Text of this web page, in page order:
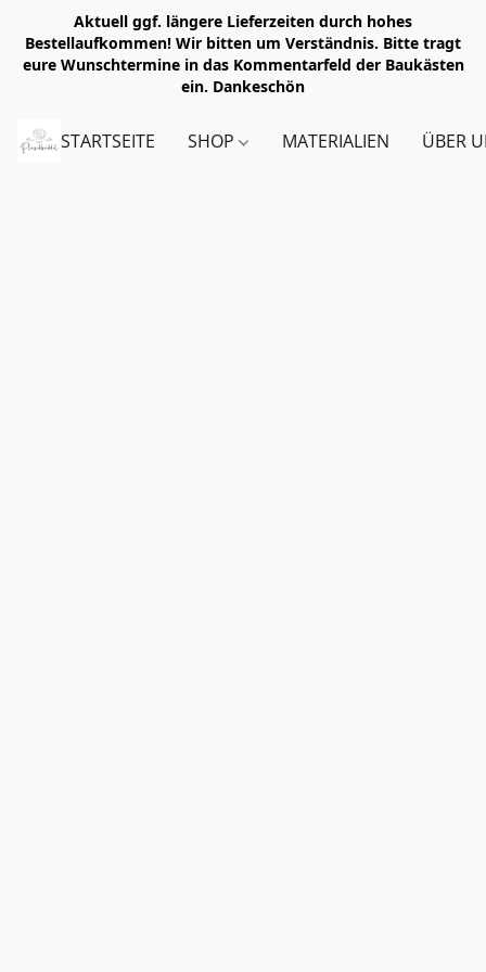
Aktuell ggf. längere Lieferzeiten durch hohes
Bestellaufkommen! Wir bitten um Verständnis. Bitte tragt
eure Wunschtermine in das Kommentarfeld der Baukästen
ein. Dankeschön
STARTSEITE SHOP MATERIALIEN ÜBER